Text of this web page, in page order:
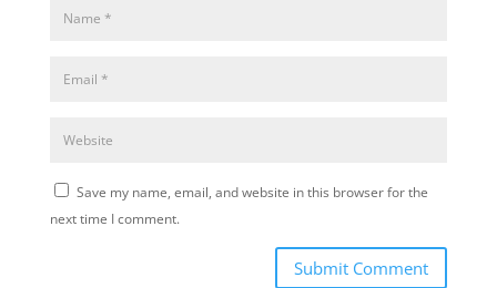
Save my name, email, and website in this browser for the
next time I comment.
Submit Comment